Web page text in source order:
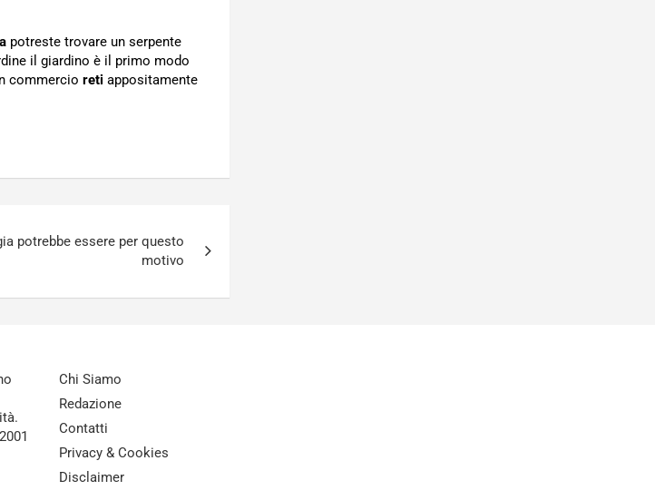
potreste trovare un serpente
il giardino è il primo modo
commercio reti appositamente
potrebbe essere per questo
motivo
Chi Siamo
Redazione
Contatti
Privacy & Cookies
Disclaimer